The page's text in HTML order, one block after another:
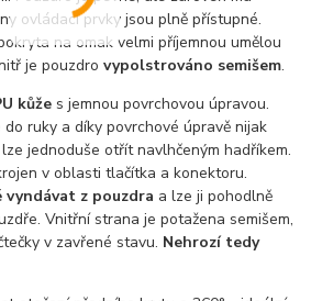
ovládací prvky jsou plně přístupné.
na omak velmi příjemnou umělou
je pouzdrovypolstrováno semišem.
kůže s jemnou povrchovou úpravou.
ruky a díky povrchové úpravě nijak
jednoduše otřít navlhčeným hadříkem.
v oblasti tlačítka a konektoru.
z pouzdra a lze ji pohodlně
Vnitřní strana je potažena semišem,
v zavřené stavu. Nehrozí tedy